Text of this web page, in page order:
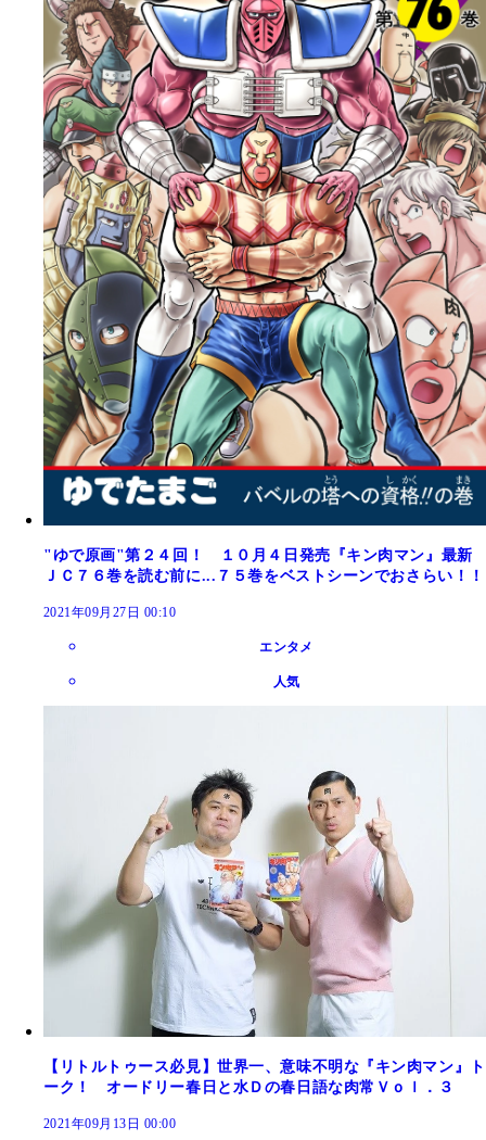
"ゆで原画"第２４回！ １０月４日発売『キン肉マン』最新
ＪＣ７６巻を読む前に...７５巻をベストシーンでおさらい！！
2021年09月27日 00:10
エンタメ
人気
【リトルトゥース必見】世界一、意味不明な『キン肉マン』ト
ーク！ オードリー春日と水Ｄの春日語な肉常Ｖｏｌ．３
2021年09月13日 00:00